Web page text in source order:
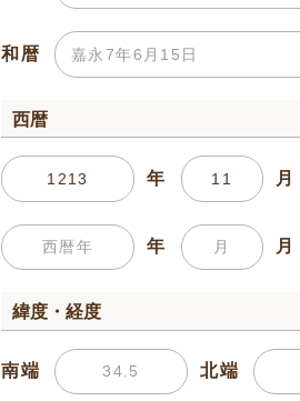
和暦
西暦
年 月
年 月
緯度・経度
南端 北端